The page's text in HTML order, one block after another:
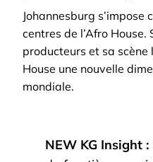
Johannesburg s’impose
centres de l’Afro House.
producteurs et sa scène
House une nouvelle
mondiale.
NEW KG Insight :